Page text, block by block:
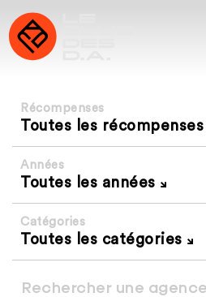
Récompenses
Toutes les récompenses
Années
Toutes les années
Catégories
Toutes les catégories